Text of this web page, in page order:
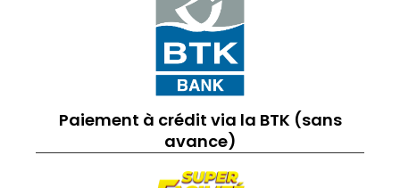
Paiement à crédit via la BTK (sans
avance)